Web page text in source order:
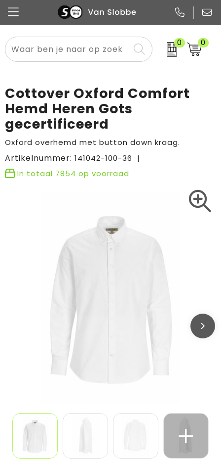
0 0
Alle categorieën
Snoep
Promo
Pennen
Notitieboekjes
Papier
Flessen
Glazen en karaffen
Merken
Meest gekozen
Sportkleding
Overig textiel
Boodschappen- en draagtassen
Sport & vrije tijd
Rugzakken
Cottover Oxford Comfort
Hemd Heren Gots
gecertificeerd
Oxford overhemd met button down kraag.
Artikelnummer: 141042-100-36
In totaal 7854 op voorraad